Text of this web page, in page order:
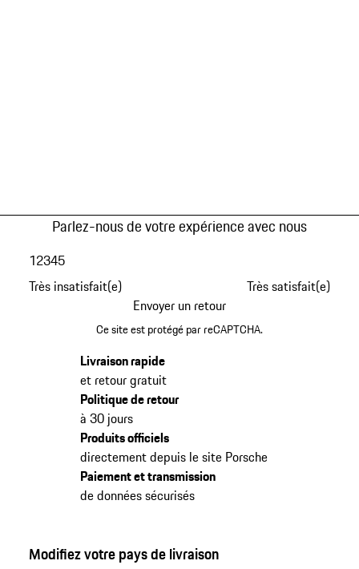
Parlez-nous de votre expérience avec nous
Très insatisfait(e)
12345
Très satisfait(e)
Envoyer un retour
Ce site est protégé par reCAPTCHA.
Livraison rapide
et retour gratuit
Politique de retour
à 30 jours
Produits officiels
directement depuis le site Porsche
Paiement et transmission
de données sécurisés
Modifiez votre pays de livraison